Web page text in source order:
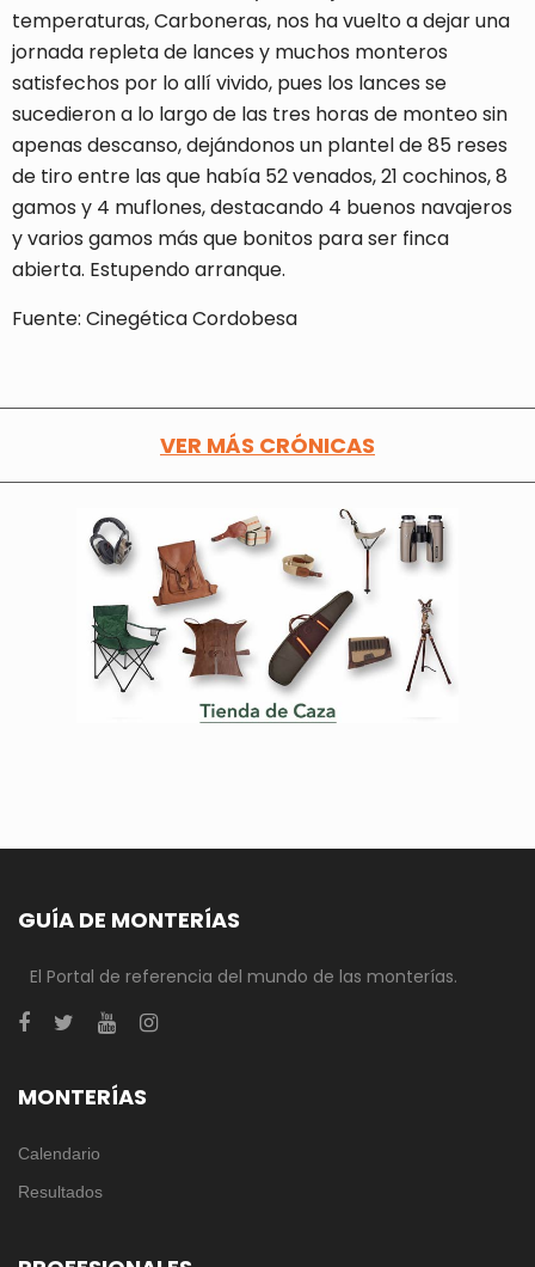
temperaturas, Carboneras, nos ha vuelto a dejar una
jornada repleta de lances y muchos monteros
satisfechos por lo allí vivido, pues los lances se
sucedieron a lo largo de las tres horas de monteo sin
apenas descanso, dejándonos un plantel de 85 reses
de tiro entre las que había 52 venados, 21 cochinos, 8
gamos y 4 muflones, destacando 4 buenos navajeros
y varios gamos más que bonitos para ser finca
abierta. Estupendo arranque.
Fuente: Cinegética Cordobesa
VER MÁS CRÓNICAS
GUÍA DE MONTERÍAS
El Portal de referencia del mundo de las monterías.
MONTERÍAS
Calendario
Resultados